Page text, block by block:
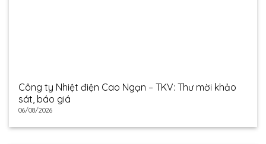
Công ty Nhiệt điện Cao Ngạn – TKV: Thư mời khảo
sát, báo giá
06/08/2026